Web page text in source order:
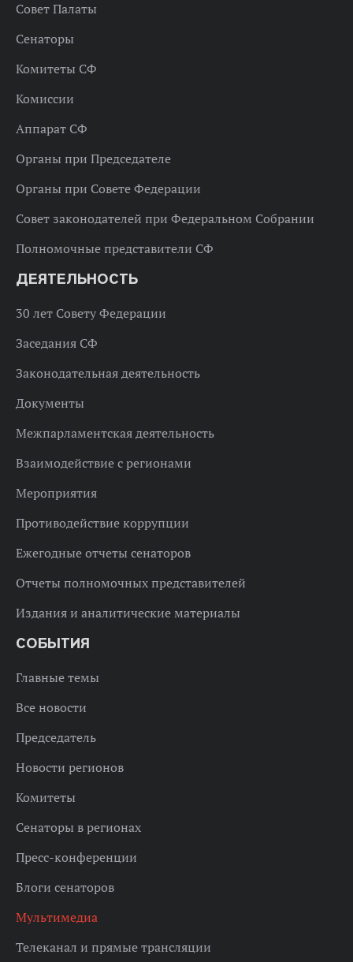
Совет Палаты
Сенаторы
Комитеты СФ
Комиссии
Аппарат СФ
Органы при Председателе
Органы при Совете Федерации
Совет законодателей при Федеральном Собрании
Полномочные представители СФ
ДЕЯТЕЛЬНОСТЬ
30 лет Совету Федерации
Заседания СФ
Законодательная деятельность
Документы
Межпарламентская деятельность
Взаимодействие с регионами
Мероприятия
Противодействие коррупции
Ежегодные отчеты сенаторов
Отчеты полномочных представителей
Издания и аналитические материалы
СОБЫТИЯ
Главные темы
Все новости
Председатель
Новости регионов
Комитеты
Сенаторы в регионах
Пресс-конференции
Блоги сенаторов
Мультимедиа
Телеканал и прямые трансляции